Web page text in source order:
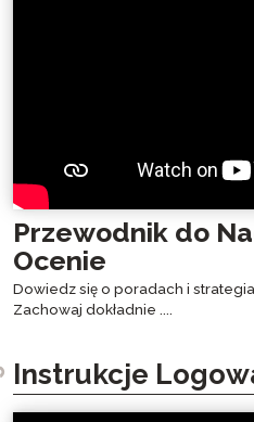
Przewodnik do
Ocenie
Dowiedz się o poradach i
Zachowaj dokładnie ....
Instrukcje